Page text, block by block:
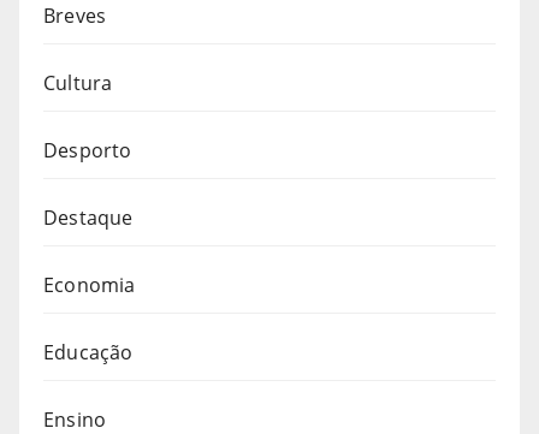
Breves
Cultura
Desporto
Destaque
Economia
Educação
Ensino